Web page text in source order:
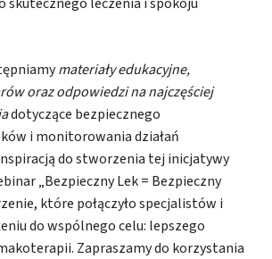
materiały edukacyjne,
oraz odpowiedzi na najczęściej
dotyczące bezpiecznego
i monitorowania działań
do stworzenia tej inicjatywy
„Bezpieczny Lek = Bezpieczny
które połączyło specjalistów i
do wspólnego celu: lepszego
Zapraszamy do korzystania